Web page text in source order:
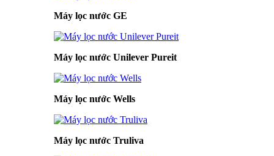
Máy lọc nước GE
Máy lọc nước Unilever Pureit
Máy lọc nước Wells
Máy lọc nước Truliva